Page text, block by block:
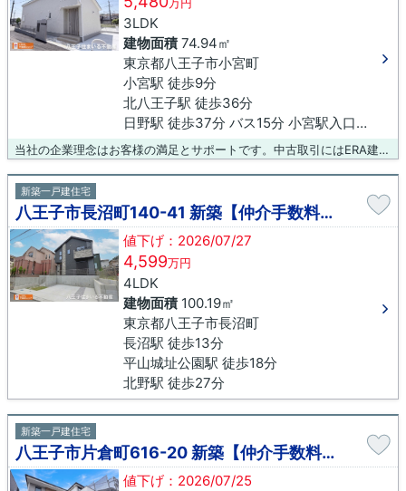
3LDK
建物面積74.94㎡
東京都八王子市小宮町
小宮駅 徒歩9分
北八王子駅 徒歩36分
日野駅 徒歩37分 バス15分 小宮駅入口下車 徒歩6分
当社の企業理念はお客様の満足とサポートです。中古取引にはERA建物検査を提案させて頂き、良質な中古住宅のお取引をさせて頂きます。 またあいおい損保代理店として火災保険も提案させて頂き引渡し後もお客様をサポート致します。
新築一戸建住宅
八王子市長沼町140-41 新築【仲介手数料無料】
値下げ：2026/07/27
4,599万円
4LDK
建物面積100.19㎡
東京都八王子市長沼町
長沼駅 徒歩13分
平山城址公園駅 徒歩18分
北野駅 徒歩27分
新築一戸建住宅
八王子市片倉町616-20 新築【仲介手数料無料】
値下げ：2026/07/25